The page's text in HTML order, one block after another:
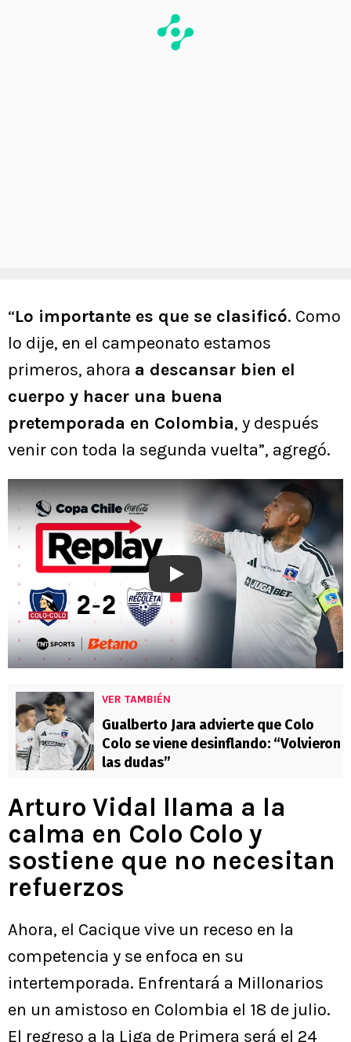
“Lo importante es que se clasificó. Como
lo dije, en el campeonato estamos
primeros, ahora a descansar bien el
cuerpo y hacer una buena
pretemporada en Colombia, y después
venir con toda la segunda vuelta”, agregó.
Play
VER TAMBIÉN
Gualberto Jara advierte que Colo
Colo se viene desinflando: “Volvieron
las dudas”
Arturo Vidal llama a la
calma en Colo Colo y
sostiene que no necesitan
refuerzos
Ahora, el Cacique vive un receso en la
competencia y se enfoca en su
intertemporada. Enfrentará a Millonarios
en un amistoso en Colombia el 18 de julio.
El regreso a la Liga de Primera será el 24